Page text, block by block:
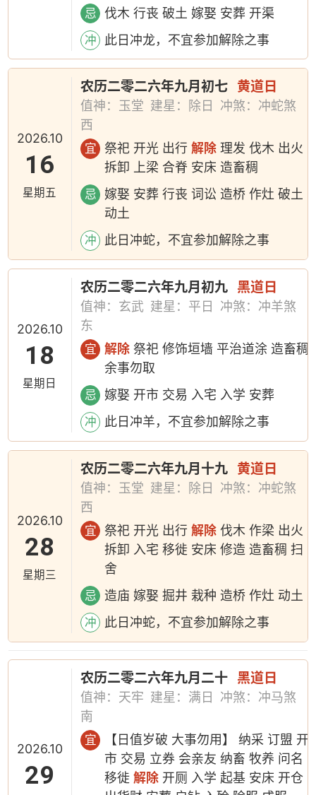
忌 伐木 行丧 破土 嫁娶 安葬 开渠
冲 此日冲龙，不宜参加解除之事
2026.10
16
星期五
农历二零二六年九月初七 黄道日
值神：玉堂 建星：除日
冲煞：冲蛇煞
西
宜 祭祀 开光 出行解除 理发 伐木 出火
拆卸 上梁 合脊 安床 造畜稠
忌
嫁娶 安葬 行丧 词讼 造桥 作灶 破土
动土
冲 此日冲蛇，不宜参加解除之事
2026.10
18
星期日
农历二零二六年九月初九 黑道日
值神：玄武 建星：平日
冲煞：冲羊煞
东
宜 解除 祭祀 修饰垣墙 平治道涂 造畜稠
余事勿取
忌 嫁娶 开市 交易 入宅 入学 安葬
冲 此日冲羊，不宜参加解除之事
2026.10
28
星期三
农历二零二六年九月十九 黄道日
值神：玉堂 建星：除日
冲煞：冲蛇煞
西
宜 祭祀 开光 出行解除 伐木 作梁 出火
拆卸 入宅 移徙 安床 修造 造畜稠 扫
舍
忌 造庙 嫁娶 掘井 栽种 造桥 作灶 动土
冲 此日冲蛇，不宜参加解除之事
2026.10
29
农历二零二六年九月二十 黑道日
值神：天牢 建星：满日
冲煞：冲马煞
南
宜
【日值岁破 大事勿用】 纳采 订盟 开
市 交易 立券 会亲友 纳畜 牧养 问名
移徙解除 开厕 入学 起基 安床 开仓